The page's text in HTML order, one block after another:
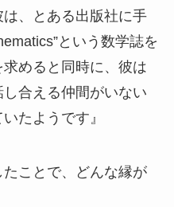
、とある出版社に手
という数学誌を
めると同時に、彼は
合える仲間がいない
たようです』
たことで、どんな縁が